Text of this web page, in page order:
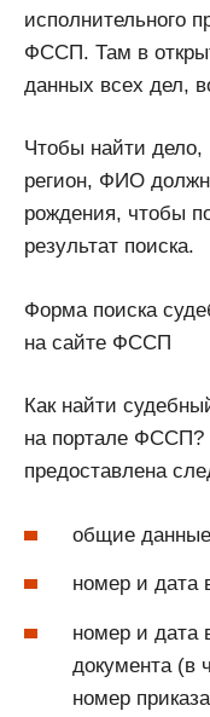
исполнительного
ФССП. Там в
данных всех дел,
Чтобы найти дело,
регион, ФИО
рождения, чтобы
результат поиска.
Форма поиска
на сайте ФССП
Как найти
на портале ФССП?
предоставлена
общие
номер и дата
номер и дата
документа (в
номер